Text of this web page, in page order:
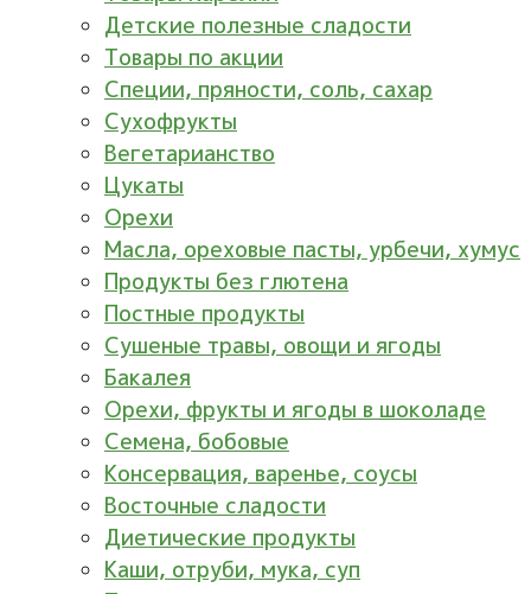
Детские полезные сладости
Товары по акции
Специи, пряности, соль, сахар
Сухофрукты
Вегетарианство
Цукаты
Орехи
Масла, ореховые пасты, урбечи, хумус
Продукты без глютена
Постные продукты
Сушеные травы, овощи и ягоды
Бакалея
Орехи, фрукты и ягоды в шоколаде
Семена, бобовые
Консервация, варенье, соусы
Восточные сладости
Диетические продукты
Каши, отруби, мука, суп